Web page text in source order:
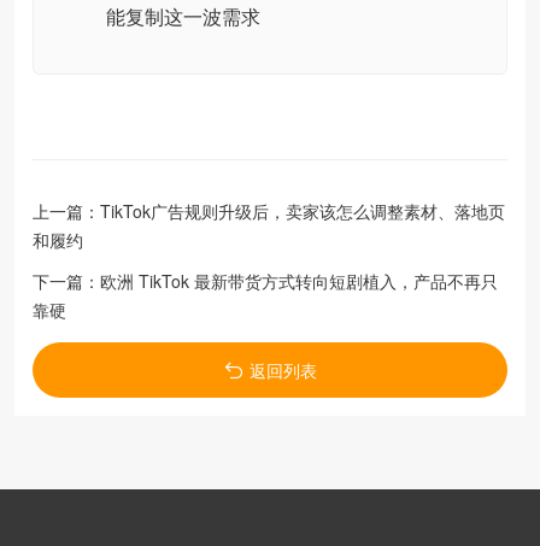
能复制这一波需求
上一篇： TikTok广告规则升级后，卖家该怎么调整素材、落地页
和履约
下一篇： 欧洲 TikTok 最新带货方式转向短剧植入，产品不再只
靠硬
返回列表